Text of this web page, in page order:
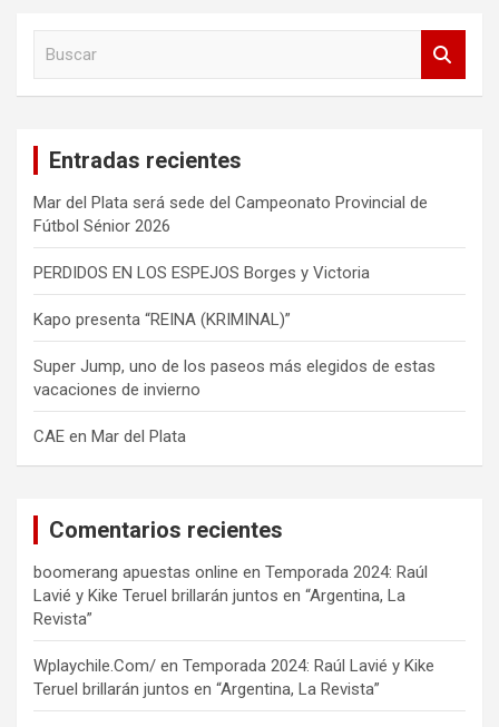
Entradas recientes
Mar del Plata será sede del Campeonato Provincial de
Fútbol Sénior 2026
PERDIDOS EN LOS ESPEJOS Borges y Victoria
Kapo presenta “REINA (KRIMINAL)”
Super Jump, uno de los paseos más elegidos de estas
vacaciones de invierno
CAE en Mar del Plata
Comentarios recientes
boomerang apuestas online en Temporada 2024: Raúl
Lavié y Kike Teruel brillarán juntos en “Argentina, La
Revista”
Wplaychile.Com/ en Temporada 2024: Raúl Lavié y Kike
Teruel brillarán juntos en “Argentina, La Revista”